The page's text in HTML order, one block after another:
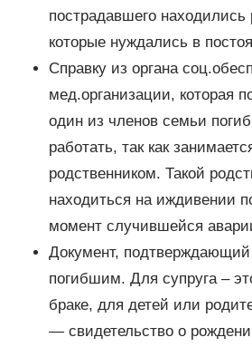
пострадавшего находились
которые нуждались в
Справку из органа
мед.организации, которая
один из членов семьи
работать, так как
родственником. Такой
находиться на иждивении
момент случившейся
Документ, подтверждающий
погибшим. Для супруга –
браке, для детей или
— свидетельство о